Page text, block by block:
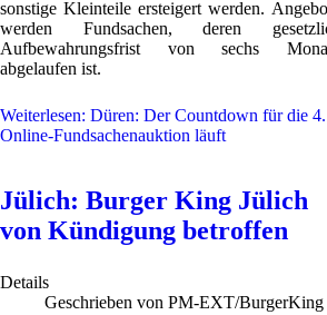
sonstige Kleinteile ersteigert werden.
werden Fundsachen, deren
Aufbewahrungsfrist von sechs
abgelaufen ist.
Weiterlesen: Düren: Der Countdown für die 4.
Online-Fundsachenauktion läuft
Jülich: Burger King Jülich
von Kündigung betroffen
Details
Geschrieben von PM-EXT/BurgerKing